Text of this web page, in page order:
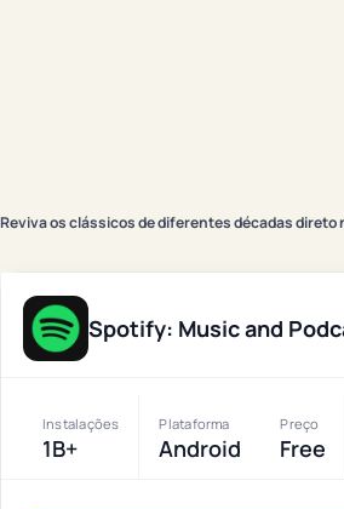
Reviva os clássicos de diferentes décadas direto
Spotify: Music and
Instalações
1B+
Plataforma
Android
Preço
Free